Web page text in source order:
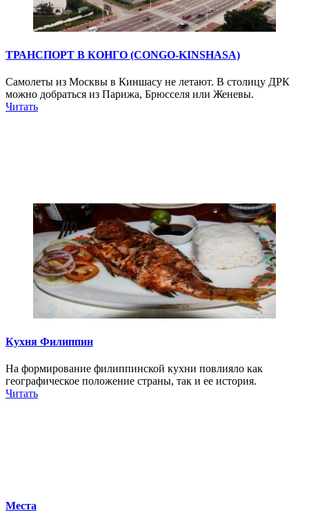
ТРАНСПОРТ В КОНГО (CONGO-KINSHASA)
Самолеты из Москвы в Киншасу не летают. В столицу ДРК
можно добраться из Парижа, Брюсселя или Женевы.
Читать
Кухня Филиппин
На формирование филиппинской кухни повлияло как
географическое положение страны, так и ее история.
Читать
Места